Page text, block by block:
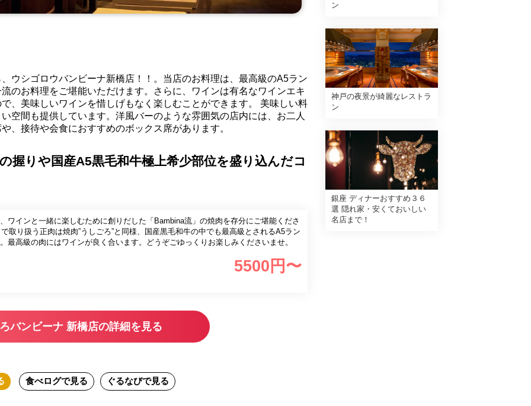
ウシゴロウバンビーナ新橋店！！。当店のお料理は、最高級のA5ラン
のお料理をご堪能いただけます。さらに、ワインは有名なワインエキ
、美味しいワインを惜しげもなく楽しむことができます。 美味しい料
空間も提供しています。洋風バーのような雰囲気の店内には、お二人
、接待や会食におすすめのボックス席があります。
握りや国産A5黒毛和牛極上希少部位を盛り込んだコ
ワインと一緒に楽しむために創りだした「Bambina流」の焼肉を存分にご堪能くださ
取り扱う正肉は焼肉”うしごろ”と同様、国産黒毛和牛の中でも最高級とされるA5ラン
最高級の肉にはワインが良く合います。どうぞごゆっくりお楽しみくださいませ。
5500 円〜
バンビーナ 新橋店の詳細を見る
食べログで見る ぐるなびで見る
ン
神戸の夜景が綺麗なレストラ
ン
銀座 ディナーおすすめ３６
選 隠れ家・安くておいしい
名店まで！